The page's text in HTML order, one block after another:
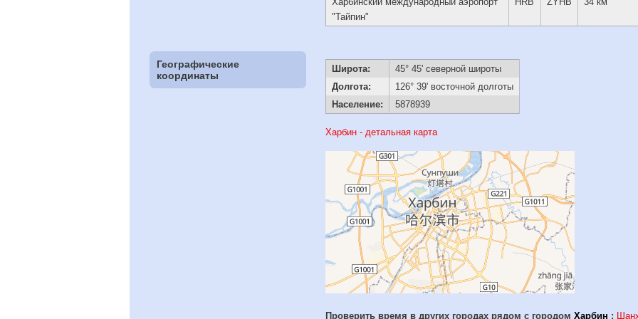
"Тайпин"
Географические
координаты
Широта:
45° 45' северной широты
Долгота:
126° 39' восточной долготы
Население:
5878939
Харбин - детальная карта
Проверить время в других городах рядом с городомХарбин :